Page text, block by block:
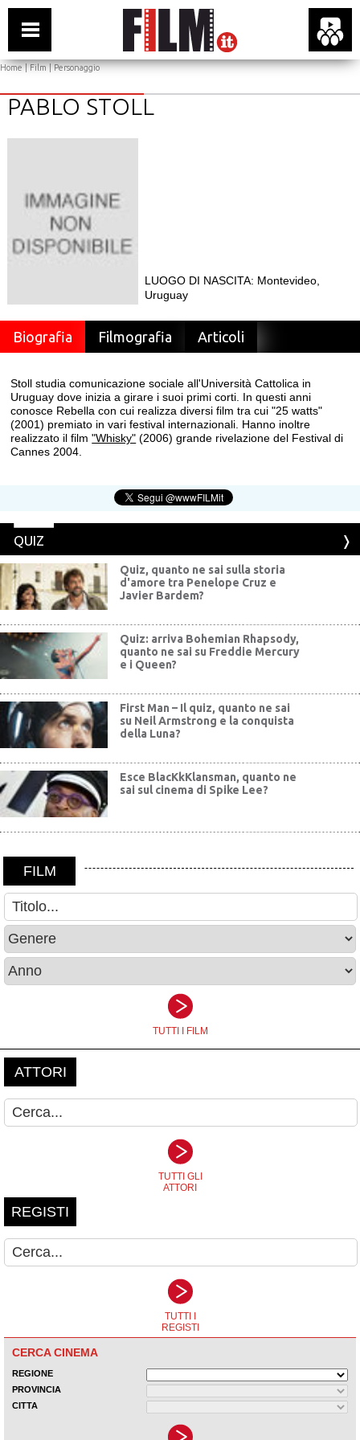
Home|Film| Personaggio
PABLO STOLL
LUOGO DI NASCITA: Montevideo,
Uruguay
Biografia Filmografia Articoli
Stoll studia comunicazione sociale all'Università Cattolica in
Uruguay dove inizia a girare i suoi primi corti. In questi anni
conosce Rebella con cui realizza diversi film tra cui "25 watts"
(2001) premiato in vari festival internazionali. Hanno inoltre
realizzato il film"Whisky" (2006) grande rivelazione del Festival di
Cannes 2004.
QUIZ
Quiz, quanto ne sai sulla storia
d'amore tra Penelope Cruz e
Javier Bardem?
Quiz: arriva Bohemian Rhapsody,
quanto ne sai su Freddie Mercury
e i Queen?
First Man – Il quiz, quanto ne sai
su Neil Armstrong e la conquista
della Luna?
Esce BlacKkKlansman, quanto ne
sai sul cinema di Spike Lee?